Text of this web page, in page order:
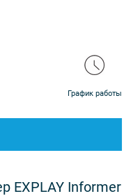
EXPLAY Informer